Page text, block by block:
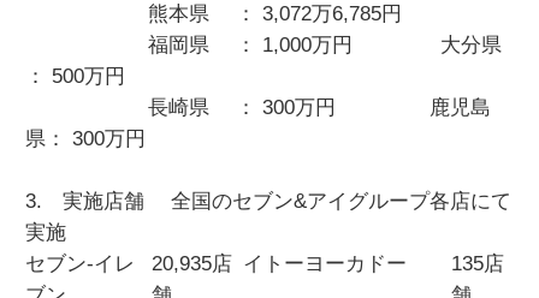
熊本県 ： 3,072万6,785円
福岡県 ： 1,000万円 大分県
： 500万円
長崎県 ： 300万円 鹿児島
県： 300万円
3. 実施店舗 全国のセブン&アイグループ各店にて
実施
セブン‐イレ
20,935店 イトーヨーカドー
135店